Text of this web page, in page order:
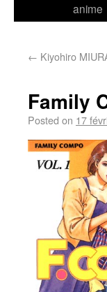
anime
← Kiyohiro
Family
Posted on 17